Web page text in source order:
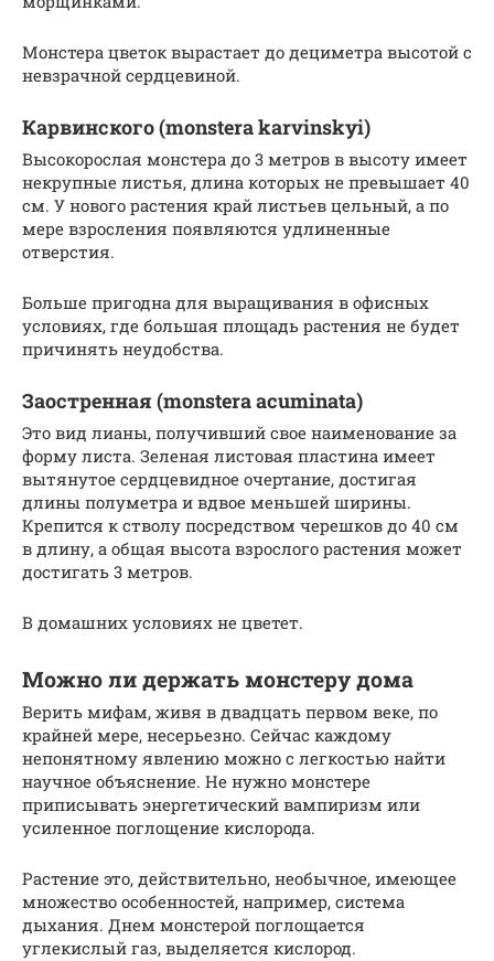
Монстера цветок вырастает до дециметра высотой с
невзрачной сердцевиной.
Карвинского (monstera karvinskyi)
Высокорослая монстера до 3 метров в высоту имеет
некрупные листья, длина которых не превышает 40
см. У нового растения край листьев цельный, а по
мере взросления появляются удлиненные
отверстия.
Больше пригодна для выращивания в офисных
условиях, где большая площадь растения не будет
причинять неудобства.
Заостренная (monstera acuminata)
Это вид лианы, получивший свое наименование за
форму листа. Зеленая листовая пластина имеет
вытянутое сердцевидное очертание, достигая
длины полуметра и вдвое меньшей ширины.
Крепится к стволу посредством черешков до 40 см
в длину, а общая высота взрослого растения может
достигать 3 метров.
В домашних условиях не цветет.
Можно ли держать монстеру дома
Верить мифам, живя в двадцать первом веке, по
крайней мере, несерьезно. Сейчас каждому
непонятному явлению можно с легкостью найти
научное объяснение. Не нужно монстере
приписывать энергетический вампиризм или
усиленное поглощение кислорода.
Растение это, действительно, необычное, имеющее
множество особенностей, например, система
дыхания. Днем монстерой поглощается
углекислый газ, выделяется кислород.